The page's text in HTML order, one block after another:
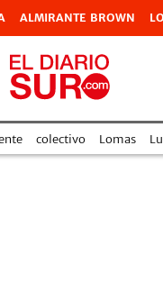
ALMIRANTE BROWN
colectivo Lomas